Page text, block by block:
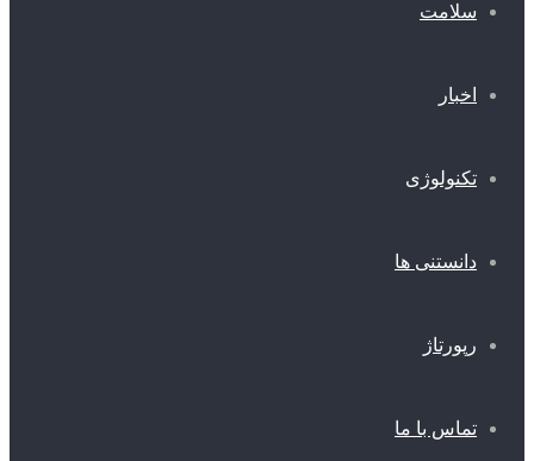
سلامت
اخبار
تکنولوژی
دانستنی ها
رپورتاژ
تماس با ما